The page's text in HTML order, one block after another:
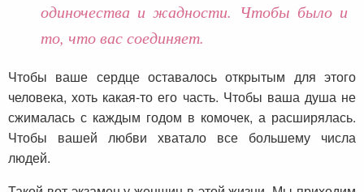
одиночества и жадности. Чтобы было и
то, что вас соединяет.
Чтобы ваше сердце оставалось открытым для этого
человека, хоть какая-то его часть. Чтобы ваша душа не
сжималась с каждым годом в комочек, а расширялась.
Чтобы вашей любви хватало все большему числа
людей.